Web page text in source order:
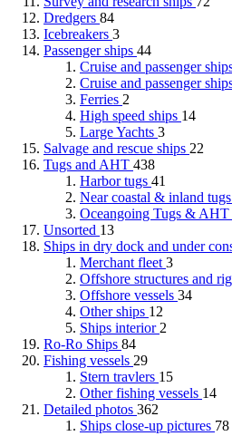
Dredgers 84
Icebreakers 3
Passenger ships 44
Cruise and passenger
Cruise and passenger
Ferries 2
High speed ships 14
Large Yachts 3
Salvage and rescue ships 22
Tugs and AHT 438
Harbor tugs 41
Near coastal & inland tugs
Oceangoing Tugs & AHT
Unsorted 13
Ships in dry dock and under
Merchant fleet 3
Offshore structures and
Offshore vessels 34
Other ships 12
Ships interior 2
Ro-Ro Ships 84
Fishing vessels 29
Stern travlers 15
Other fishing vessels 14
Detailed photos 362
Ships close-up pictures 78